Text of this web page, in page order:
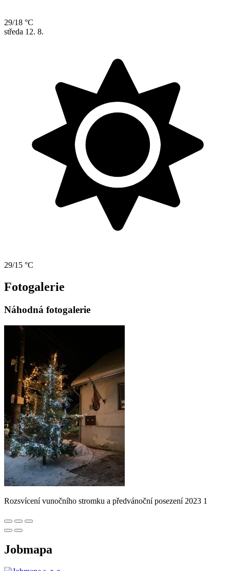
29/18 °C
středa 12. 8.
29/15 °C
Fotogalerie
Náhodná fotogalerie
Rozsvícení vunočního stromku a předvánoční posezení 2023 1
Jobmapa